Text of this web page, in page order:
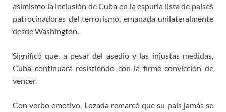
asimismo la inclusión de Cuba en la espuria lista de países
patrocinadores del terrorismo, emanada unilateralmente
desde Washington.
Significó que, a pesar del asedio y las injustas medidas,
Cuba continuará resistiendo con la firme convicción de
vencer.
Con verbo emotivo, Lozada remarcó que su país jamás se